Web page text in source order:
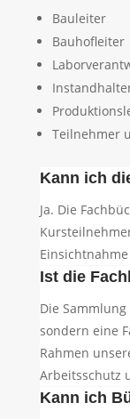
Bauleiter
Bauhofleiter
Teilnehmer
Kann ich
Ja. Die
Ist die
Die
sondern eine
Rahmen
Arbeitsschutz
Kann ich